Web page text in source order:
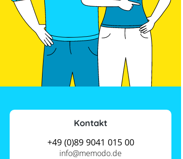
Kontakt
+49 (0)89 9041 015 00
info@memodo.de